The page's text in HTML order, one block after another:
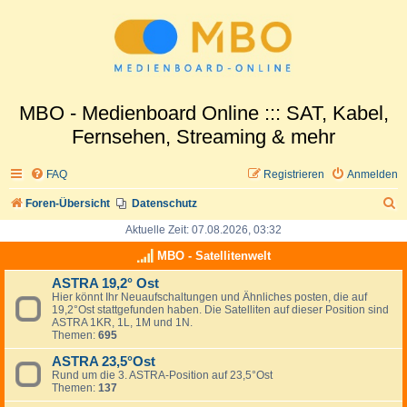
MBO - Medienboard Online ::: SAT, Kabel,
Fernsehen, Streaming & mehr
FAQ Anmelden
Registrieren
Foren-Übersicht Datenschutz
h
Aktuelle Zeit: 07.08.2026, 03:32
MBO - Satellitenwelt
ASTRA 19,2° Ost
Hier könnt Ihr Neuaufschaltungen und Ähnliches posten, die auf
19,2°Ost stattgefunden haben. Die Satelliten auf dieser Position sind
ASTRA 1KR, 1L, 1M und 1N.
Themen: 695
ASTRA 23,5°Ost
Rund um die 3. ASTRA-Position auf 23,5°Ost
Themen: 137